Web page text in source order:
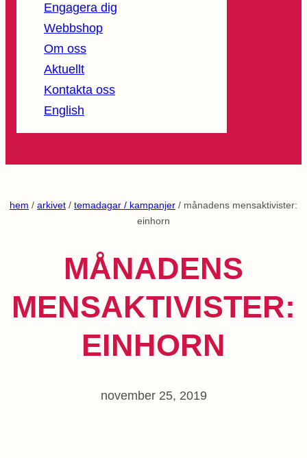
Engagera dig
Webbshop
Om oss
Aktuellt
Kontakta oss
English
hem / arkivet / temadagar / kampanjer / månadens mensaktivister:
einhorn
MÅNADENS
MENSAKTIVISTER:
EINHORN
november 25, 2019